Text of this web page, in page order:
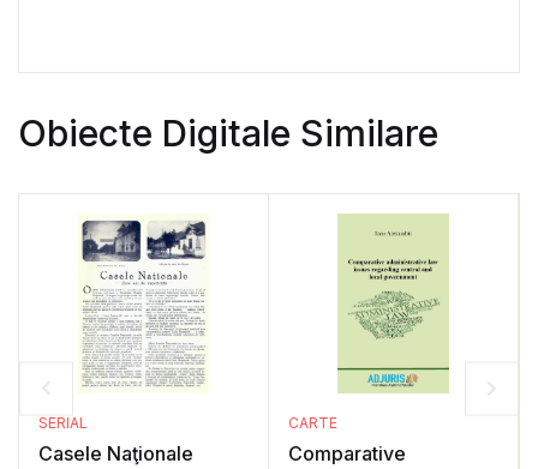
Obiecte Digitale Similare
SERIAL
Casele Naţionale
CARTE
Comparative